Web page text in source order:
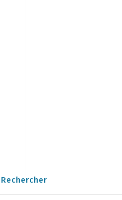
Rechercher